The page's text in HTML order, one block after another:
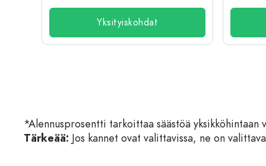
Yksityiskohdat
*Alennusprosentti tarkoittaa säästöä yksikköhintaan
Tärkeää: Jos kannet ovat valittavissa, ne on